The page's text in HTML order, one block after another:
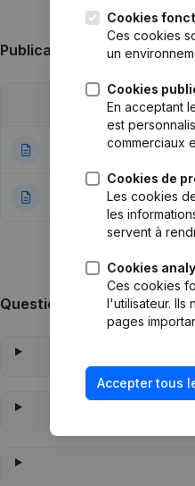
Publications de Natao
31-01-2023
06-07-2021
Questions fréquemment
Cookies
Ces cookies
un
Cookies
En acceptant
est
commerciaux
Cookies de
Les cookies
les
servent à
Cookies
Ces cookies
l'utilisateur. Ils
pages
Accepter tous